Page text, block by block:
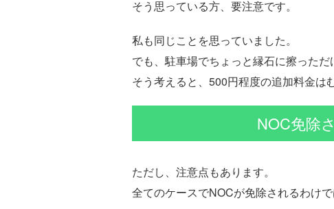
そう思っている方、要注意です。
私も同じことを思っていました。
でも、駐車場でちょっと縁石に擦っただ
そう考えると、500円程度の追加料金は
NOC免除
ただし、注意点もあります。
全てのケースでNOCが免除されるわけで